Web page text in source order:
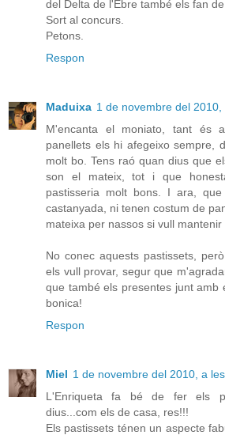
del Delta de l'Ebre també els fan de
Sort al concurs.
Petons.
Respon
Maduixa 1 de novembre del 2010,
M'encanta el moniato, tant és
panellets els hi afegeixo sempre,
molt bo. Tens raó quan dius que
son el mateix, tot i que
pastisseria molt bons. I ara,
castanyada, ni tenen costum de
mateixa per nassos si vull
No conec aquests pastissets,
els vull provar, segur que
que també els presentes junt amb
bonica!
Respon
Miel 1 de novembre del 2010, a
L'Enriqueta fa bé de fer els
dius...com els de casa, res!!!
Els pastissets ténen un aspecte